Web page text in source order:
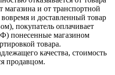
и от транспортной
и доставленный товар
покупатель оплачивает
понесенные магазином
товара.
качества, стоимость
продавцом.